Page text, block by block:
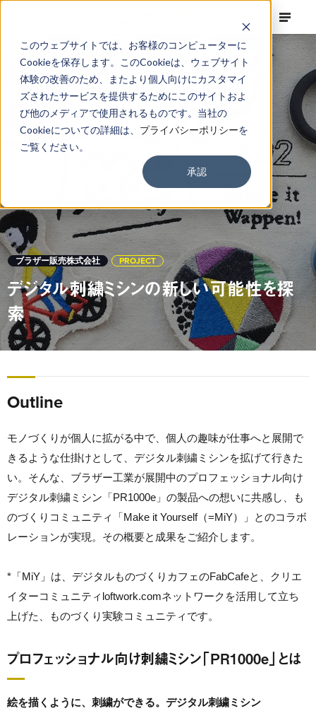
このウェブサイトでは、お客様のコンピューターに
Cookieを保存します。このCookieは、ウェブサイト
体験の改善のため、またより個人向けにカスタマイ
ズされたサービスを提供するためにこのサイトおよ
び他のメディアで使用されるものです。当社の
Cookieについての詳細は、 プライバシーポリシーを
ご覧ください。
承認
ブラザー販売株式会社 PROJECT
デジタル刺繍ミシンの新しい可能性を探
索
Outline
モノづくりが個人に拡がる中で、個人の趣味が仕事へと展開で
きるような仕掛けとして、デジタル刺繍ミシンを拡げて行きた
い。そんな、ブラザー工業が展開中のプロフェッショナル向け
デジタル刺繍ミシン「PR1000e」の製品への想いに共感し、も
のづくりコミュニティ「Make it Yourself（=MiY）」とのコラボ
レーションが実現。その概要と成果をご紹介します。
*「MiY」は、デジタルものづくりカフェのFabCafeと、クリエ
イターコミュニティloftwork.comネットワークを活用して立ち
上げた、ものづくり実験コミュニティです。
プロフェッショナル向け刺繍ミシン「PR1000e」とは
絵を描くように、刺繍ができる。デジタル刺繍ミシン